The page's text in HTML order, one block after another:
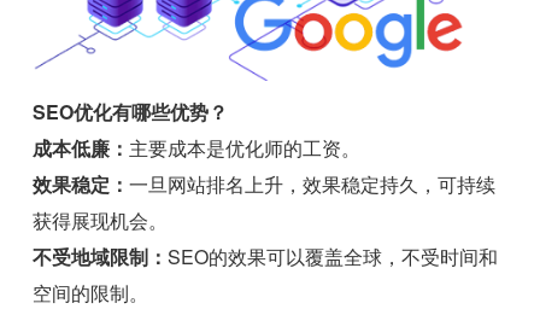
SEO优化有哪些优势？
成本低廉： 主要成本是优化师的工资。
效果稳定：一旦网站排名上升，效果稳定持久，可持续
获得展现机会。
不受地域限制：SEO的效果可以覆盖全球，不受时间和
空间的限制。